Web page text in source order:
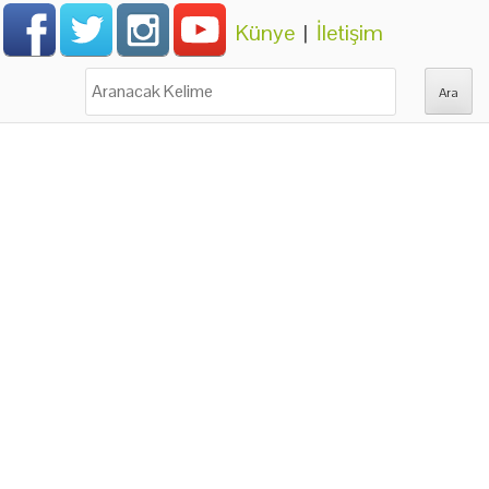
Künye | İletişim